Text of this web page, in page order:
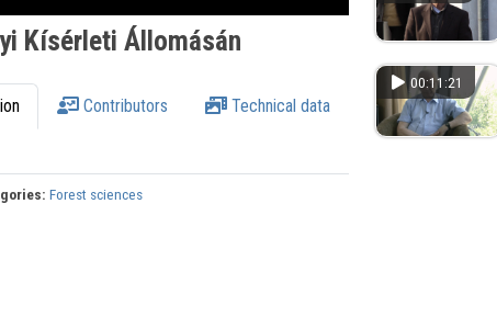
Kísérleti Állomásán
Contributors Technical data
Forest sciences
00:11:21